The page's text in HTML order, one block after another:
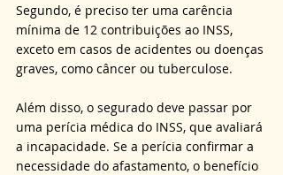
Segundo, é preciso ter uma carência
mínima de 12 contribuições ao INSS,
exceto em casos de acidentes ou doenças
graves, como câncer ou tuberculose.
Além disso, o segurado deve passar por
uma perícia médica do INSS, que avaliará
a incapacidade. Se a perícia confirmar a
necessidade do afastamento, o benefício